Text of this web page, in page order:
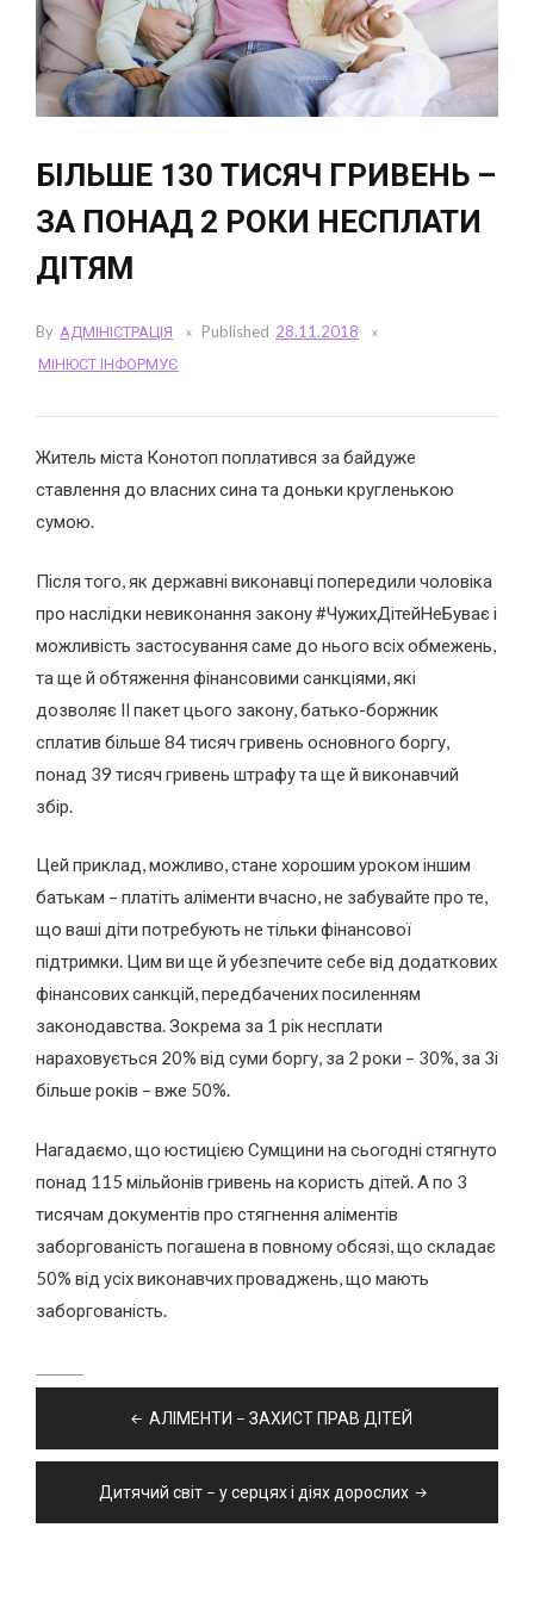
БІЛЬШЕ 130 ТИСЯЧ ГРИВЕНЬ –
ЗА ПОНАД 2 РОКИ НЕСПЛАТИ
ДІТЯМ
By АДМІНІСТРАЦІЯ Published 28.11.2018
МІНЮСТ ІНФОРМУЄ
Житель міста Конотоп поплатився за байдуже
ставлення до власних сина та доньки кругленькою
сумою.
Після того, як державні виконавці попередили чоловіка
про наслідки невиконання закону #ЧужихДітейНеБуває і
можливість застосування саме до нього всіх обмежень,
та ще й обтяження фінансовими санкціями, які
дозволяє ІІ пакет цього закону, батько-боржник
сплатив більше 84 тисяч гривень основного боргу,
понад 39 тисяч гривень штрафу та ще й виконавчий
збір.
Цей приклад, можливо, стане хорошим уроком іншим
батькам – платіть аліменти вчасно, не забувайте про те,
що ваші діти потребують не тільки фінансової
підтримки. Цим ви ще й убезпечите себе від додаткових
фінансових санкцій, передбачених посиленням
законодавства. Зокрема за 1 рік несплати
нараховується 20% від суми боргу, за 2 роки – 30%, за 3і
більше років – вже 50%.
Нагадаємо, що юстицією Сумщини на сьогодні стягнуто
понад 115 мільйонів гривень на користь дітей. А по 3
тисячам документів про стягнення аліментів
заборгованість погашена в повному обсязі, що складає
50% від усіх виконавчих проваджень, що мають
заборгованість.
записів
АЛІМЕНТИ – ЗАХИСТ ПРАВ ДІТЕЙ
Дитячий світ – у серцях і діях дорослих